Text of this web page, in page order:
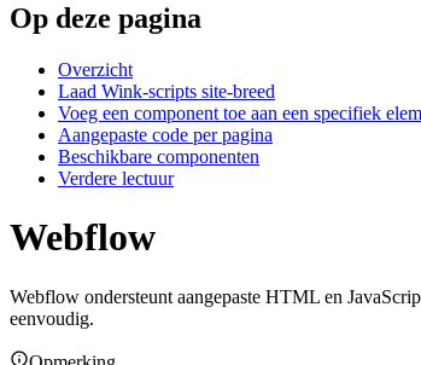
Op deze pagina
Overzicht
Laad Wink-scripts site-breed
Voeg een component toe aan een specifiek
Aangepaste code per pagina
Beschikbare componenten
Verdere lectuur
Webflow
Webflow ondersteunt aangepaste HTML en
eenvoudig.